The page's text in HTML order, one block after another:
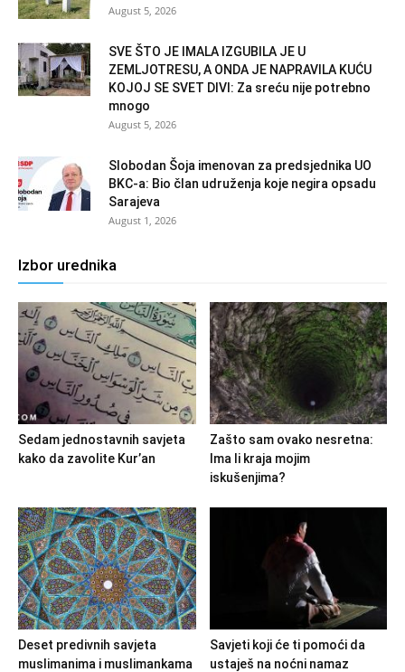
August 5, 2026
SVE ŠTO JE IMALA IZGUBILA JE U
ZEMLJOTRESU, A ONDA JE NAPRAVILA KUĆU
KOJOJ SE SVET DIVI: Za sreću nije potrebno
mnogo
August 5, 2026
Slobodan Šoja imenovan za predsjednika UO
BKC-a: Bio član udruženja koje negira opsadu
Sarajeva
August 1, 2026
Izbor urednika
Sedam jednostavnih savjeta
kako da zavolite Kur’an
Zašto sam ovako nesretna:
Ima li kraja mojim
iskušenjima?
Deset predivnih savjeta
muslimanima i muslimankama
Savjeti koji će ti pomoći da
ustaješ na noćni namaz